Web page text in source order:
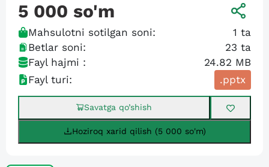
5 000 so'm
Mahsulotni sotilgan soni: 1 ta
Betlar soni:
23 ta
Fayl hajmi :
24.82 MB
Fayl turi:
.pptx
Savatga qo’shish
Hoziroq xarid qilish (5 000 so'm)